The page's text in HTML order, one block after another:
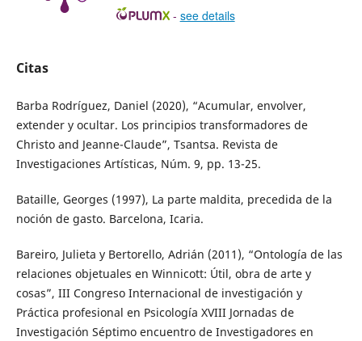
- see details
Citas
Barba Rodríguez, Daniel (2020), “Acumular, envolver,
extender y ocultar. Los principios transformadores de
Christo and Jeanne-Claude”, Tsantsa. Revista de
Investigaciones Artísticas, Núm. 9, pp. 13-25.
Bataille, Georges (1997), La parte maldita, precedida de la
noción de gasto. Barcelona, Icaria.
Bareiro, Julieta y Bertorello, Adrián (2011), “Ontología de las
relaciones objetuales en Winnicott: Útil, obra de arte y
cosas”, III Congreso Internacional de investigación y
Práctica profesional en Psicología XVIII Jornadas de
Investigación Séptimo encuentro de Investigadores en